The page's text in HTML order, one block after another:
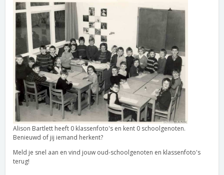
Alison Bartlett heeft 0 klassenfoto's en kent 0 schoolgenoten.
Benieuwd of jij iemand herkent?
Meld je snel aan en vind jouw oud-schoolgenoten en klassenfoto's
terug!